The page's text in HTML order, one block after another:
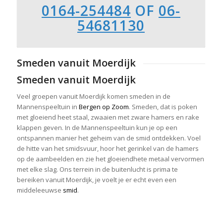
0164-254484 OF 06-
54681130
Smeden vanuit Moerdijk
Smeden vanuit Moerdijk
Veel groepen vanuit Moerdijk komen smeden in de
Mannenspeeltuin in Bergen op Zoom. Smeden, dat is poken
met gloeiend heet staal, zwaaien met zware hamers en rake
klappen geven. In de Mannenspeeltuin kun je op een
ontspannen manier het geheim van de smid ontdekken. Voel
de hitte van het smidsvuur, hoor het gerinkel van de hamers
op de aambeelden en zie het gloeiendhete metaal vervormen
met elke slag. Ons terrein in de buitenlucht is prima te
bereiken vanuit Moerdijk, je voelt je er echt even een
middeleeuwse smid.